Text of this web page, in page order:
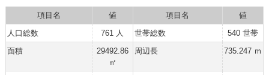
項目名 値 項目名
値
人口総数
761 人 世帯総数
540 世帯
面積
29492.86
㎡
周辺長 735.247 ｍ